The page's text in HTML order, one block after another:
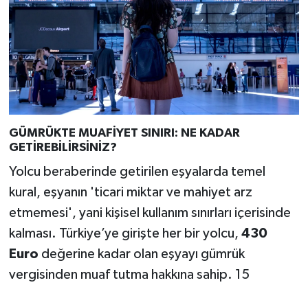
GÜMRÜKTE MUAFİYET SINIRI: NE KADAR
GETİREBİLİRSİNİZ?
Yolcu beraberinde getirilen eşyalarda temel
kural, eşyanın 'ticari miktar ve mahiyet arz
etmemesi', yani kişisel kullanım sınırları içerisinde
kalması. Türkiye’ye girişte her bir yolcu, 430
Euro değerine kadar olan eşyayı gümrük
vergisinden muaf tutma hakkına sahip. 15